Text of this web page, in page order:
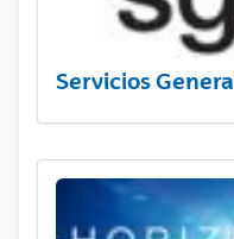
Servicios